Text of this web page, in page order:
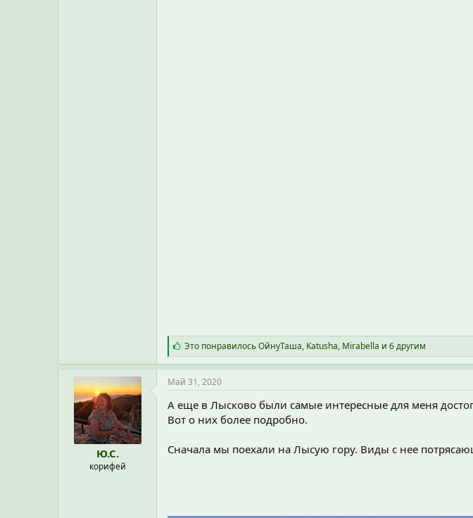
С
и
м
п
а
т
и
и
Это понравилосьОйнуТаша, Katusha, Mirabella и 6 другим
Ю.С.
корифей
Май 31, 2020
А еще в Лысково были самые интересные для меня
Вот о них более подробно.
Сначала мы поехали на Лысую гору. Виды с нее